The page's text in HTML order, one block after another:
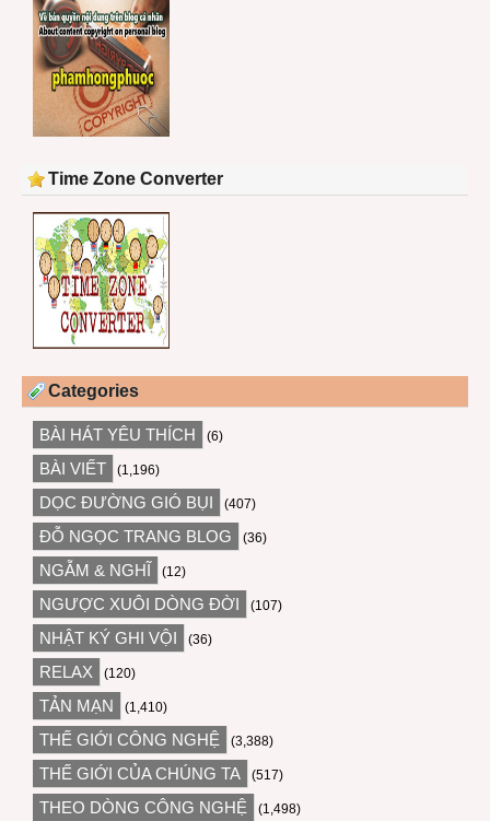
Time Zone Converter
Categories
BÀI HÁT YÊU THÍCH (6)
BÀI VIẾT (1,196)
DỌC ĐƯỜNG GIÓ BỤI (407)
ĐỖ NGỌC TRANG BLOG (36)
NGẪM & NGHĨ (12)
NGƯỢC XUÔI DÒNG ĐỜI (107)
NHẬT KÝ GHI VỘI (36)
RELAX (120)
TẢN MẠN (1,410)
THẾ GIỚI CÔNG NGHỆ (3,388)
THẾ GIỚI CỦA CHÚNG TA (517)
THEO DÒNG CÔNG NGHỆ (1,498)